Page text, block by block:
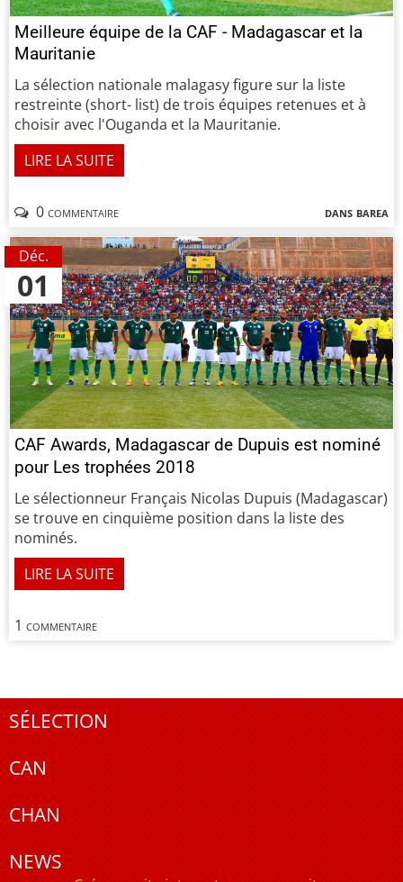
Meilleure équipe de la CAF - Madagascar et la
Mauritanie
dans barea
0 commentaire
La sélection nationale malagasy figure sur la liste
restreinte (short- list) de trois équipes retenues et à
choisir avec l'Ouganda et la Mauritanie.
LIRE LA SUITE
01
Déc.
CAF Awards, Madagascar de Dupuis est nominé
pour Les trophées 2018
1 commentaire
Le sélectionneur Français Nicolas Dupuis (Madagascar)
se trouve en cinquième position dans la liste des
nominés.
LIRE LA SUITE
SÉLECTION
CAN
CHAN
NEWS